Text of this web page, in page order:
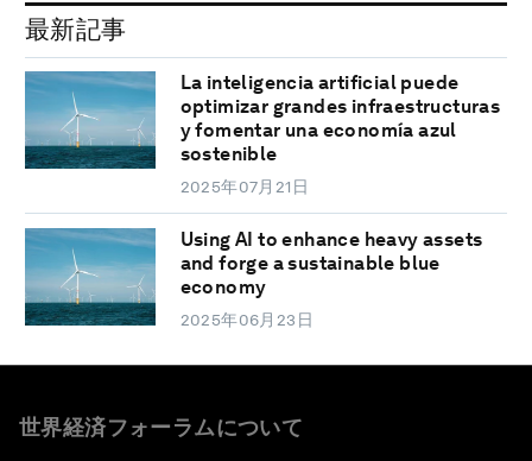
最新記事
La inteligencia artificial puede
optimizar grandes infraestructuras
y fomentar una economía azul
sostenible
2025年07月21日
Using AI to enhance heavy assets
and forge a sustainable blue
economy
2025年06月23日
世界経済フォーラムについて